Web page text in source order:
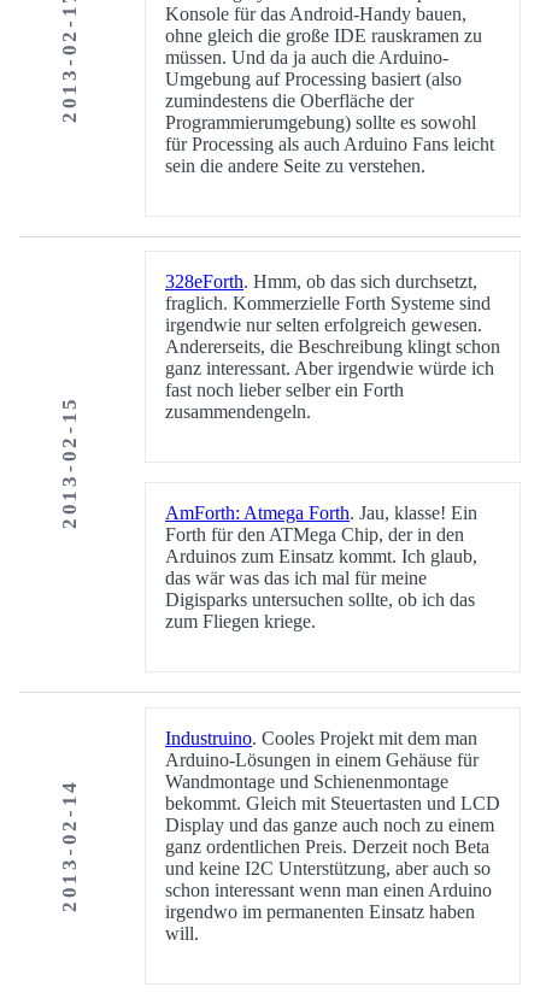
2013-02-17
Konsole für das Android-Handy bauen,
ohne gleich die große IDE rauskramen zu
müssen. Und da ja auch die Arduino-
Umgebung auf Processing basiert (also
zumindestens die Oberfläche der
Programmierumgebung) sollte es sowohl
für Processing als auch Arduino Fans leicht
sein die andere Seite zu verstehen.
2013-02-15
328eForth. Hmm, ob das sich durchsetzt,
fraglich. Kommerzielle Forth Systeme sind
irgendwie nur selten erfolgreich gewesen.
Andererseits, die Beschreibung klingt schon
ganz interessant. Aber irgendwie würde ich
fast noch lieber selber ein Forth
zusammendengeln.
AmForth: Atmega Forth. Jau, klasse! Ein
Forth für den ATMega Chip, der in den
Arduinos zum Einsatz kommt. Ich glaub,
das wär was das ich mal für meine
Digisparks untersuchen sollte, ob ich das
zum Fliegen kriege.
2013-02-14
Industruino. Cooles Projekt mit dem man
Arduino-Lösungen in einem Gehäuse für
Wandmontage und Schienenmontage
bekommt. Gleich mit Steuertasten und LCD
Display und das ganze auch noch zu einem
ganz ordentlichen Preis. Derzeit noch Beta
und keine I2C Unterstützung, aber auch so
schon interessant wenn man einen Arduino
irgendwo im permanenten Einsatz haben
will.